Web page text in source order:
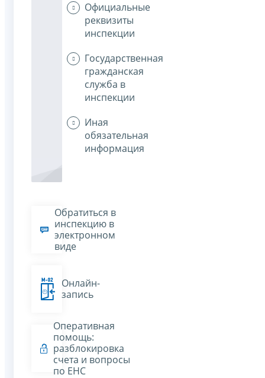
Официальные
реквизиты
инспекции
Государственная
гражданская
служба в
инспекции
Иная
обязательная
информация
Обратиться в
инспекцию в
электронном
виде
Онлайн-
запись
Оперативная
помощь:
разблокировка
счета и вопросы
по ЕНС